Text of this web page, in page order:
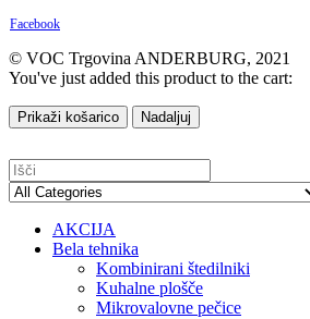
Facebook
© VOC Trgovina ANDERBURG, 2021
You've just added this product to the cart:
Prikaži košarico Nadaljuj
AKCIJA
Bela tehnika
Kombinirani štedilniki
Kuhalne plošče
Mikrovalovne pečice